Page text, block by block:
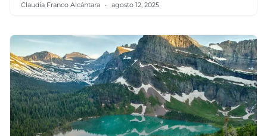
Claudia Franco Alcántara agosto 12, 2025